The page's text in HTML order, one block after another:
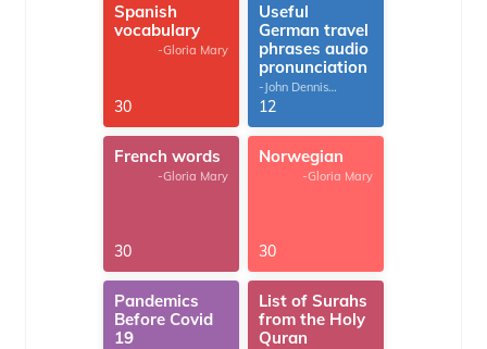
Spanish
vocabulary
-Gloria Mary
30
Useful
German travel
phrases audio
pronunciation
-John Dennis
G.Thomas
12
French words
-Gloria Mary
30
Norwegian
-Gloria Mary
30
Pandemics
Before Covid
19
List of Surahs
from the Holy
Quran